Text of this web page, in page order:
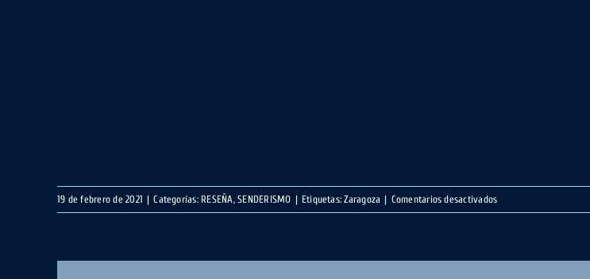
19 de febrero de 2021 | Categorías: RESEÑA,SENDERISMO | Etiquetas:Zaragoza | Comentarios desactivadosen
CIRCULAR